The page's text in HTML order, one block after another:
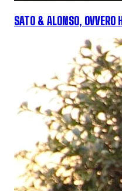
SATO & ALONSO, OVVERO